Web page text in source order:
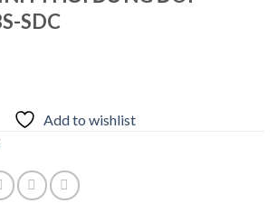
SDC
Add to wishlist